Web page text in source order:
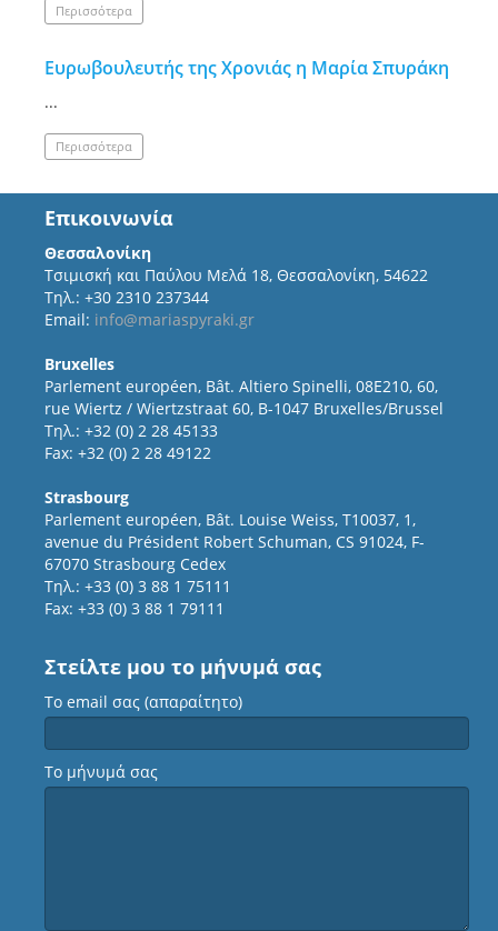
Περισσότερα
Ευρωβουλευτής της Χρονιάς η Μαρία Σπυράκη
...
Περισσότερα
Επικοινωνία
Θεσσαλονίκη
Τσιμισκή και Παύλου Μελά 18, Θεσσαλονίκη, 54622
Τηλ.: +30 2310 237344
Email: info@mariaspyraki.gr
Bruxelles
Parlement européen, Bât. Altiero Spinelli, 08E210, 60,
rue Wiertz / Wiertzstraat 60, B-1047 Bruxelles/Brussel
Τηλ.: +32 (0) 2 28 45133
Fax: +32 (0) 2 28 49122
Strasbourg
Parlement européen, Bât. Louise Weiss, T10037, 1,
avenue du Président Robert Schuman, CS 91024, F-
67070 Strasbourg Cedex
Τηλ.: +33 (0) 3 88 1 75111
Fax: +33 (0) 3 88 1 79111
Στείλτε μου το μήνυμά σας
Το email σας (απαραίτητο)
Το μήνυμά σας